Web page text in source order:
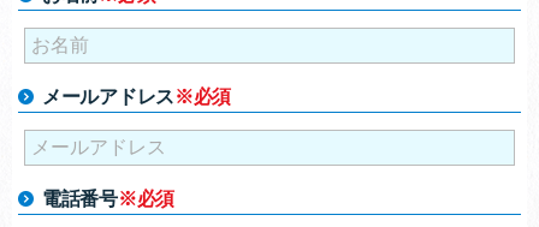
メールアドレス※必須
電話番号※必須